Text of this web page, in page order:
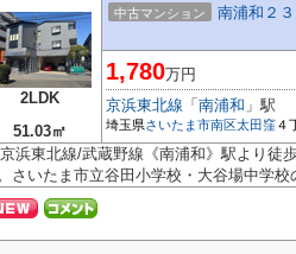
2LDK
51.03㎡
中古マンション 南浦和２３
1,780万円
京浜東北線 「 南浦和 」駅
埼玉県さいたま市南区太田窪４
浜東北線/武蔵野線《南浦和》駅より徒
さいたま市立谷田小学校・大谷場中学